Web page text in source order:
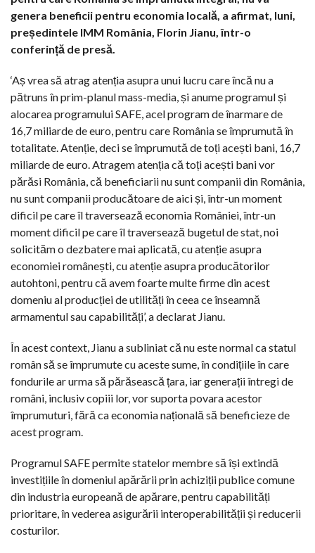
genera beneficii pentru economia locală, a afirmat, luni,
președintele IMM România, Florin Jianu, într-o
conferință de presă.
‘Aș vrea să atrag atenția asupra unui lucru care încă nu a
pătruns în prim-planul mass-media, și anume programul și
alocarea programului SAFE, acel program de înarmare de
16,7 miliarde de euro, pentru care România se împrumută în
totalitate. Atenție, deci se împrumută de toți acești bani, 16,7
miliarde de euro. Atragem atenția că toți acești bani vor
părăsi România, că beneficiarii nu sunt companii din România,
nu sunt companii producătoare de aici și, într-un moment
dificil pe care îl traversează economia României, într-un
moment dificil pe care îl traversează bugetul de stat, noi
solicităm o dezbatere mai aplicată, cu atenție asupra
economiei românești, cu atenție asupra producătorilor
autohtoni, pentru că avem foarte multe firme din acest
domeniu al producției de utilități în ceea ce înseamnă
armamentul sau capabilități’, a declarat Jianu.
În acest context, Jianu a subliniat că nu este normal ca statul
român să se împrumute cu aceste sume, în condițiile în care
fondurile ar urma să părăsească țara, iar generații întregi de
români, inclusiv copiii lor, vor suporta povara acestor
împrumuturi, fără ca economia națională să beneficieze de
acest program.
Programul SAFE permite statelor membre să își extindă
investițiile în domeniul apărării prin achiziții publice comune
din industria europeană de apărare, pentru capabilități
prioritare, în vederea asigurării interoperabilității și reducerii
costurilor.